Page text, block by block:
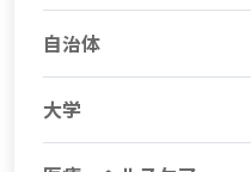
自治体
大学